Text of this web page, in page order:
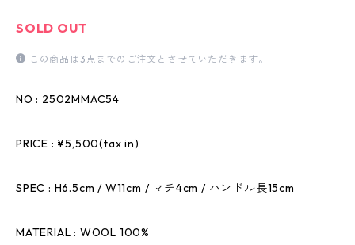
SOLD OUT
この商品は3点までのご注文とさせていただきます。
NO : 2502MMAC54
PRICE : ¥5,500(tax in)
SPEC : H6.5cm / W11cm / マチ4cm / ハンドル長15cm
MATERIAL : WOOL 100%